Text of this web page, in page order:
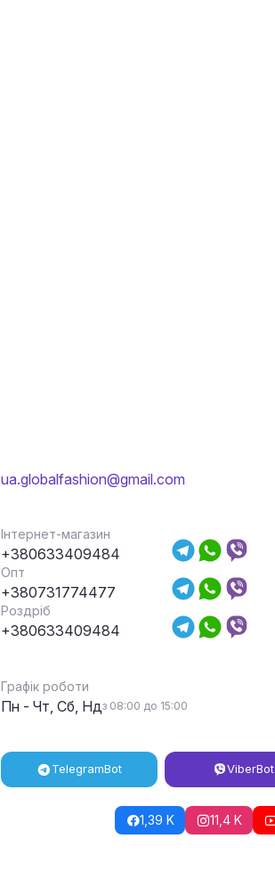
ua.globalfashion@gmail.com
Інтернет-магазин
+380633409484
Опт
+380731774477
Роздріб
+380633409484
Графік роботи
Пн - Чт, Сб, Ндз 08:00 до 15:00
TelegramBot ViberBot
1,39 K 11,4 K